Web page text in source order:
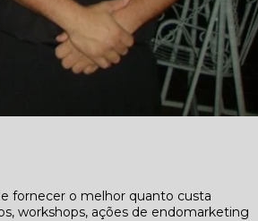
fornecer o melhor quanto custa
workshops, ações de endomarketing